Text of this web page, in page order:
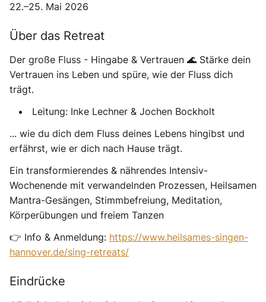
22.–25. Mai 2026
Über das Retreat
Der große Fluss - Hingabe & Vertrauen 🌊 Stärke dein
Vertrauen ins Leben und spüre, wie der Fluss dich
trägt.
Leitung: Inke Lechner & Jochen Bockholt
... wie du dich dem Fluss deines Lebens hingibst und
erfährst, wie er dich nach Hause trägt.
Ein transformierendes & nährendes Intensiv-
Wochenende mit verwandelnden Prozessen, Heilsamen
Mantra-Gesängen, Stimmbefreiung, Meditation,
Körperübungen und freiem Tanzen
👉 Info & Anmeldung: https://www.heilsames-singen-
hannover.de/sing-retreats/
Eindrücke